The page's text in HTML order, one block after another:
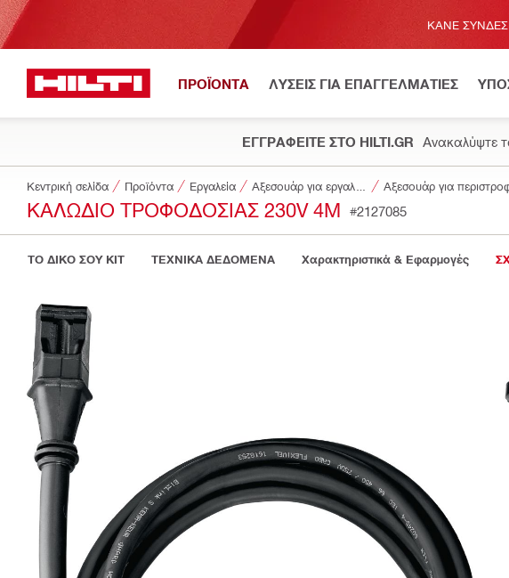
ΚΆΝΕ
ΠΡΟΪΟΝΤΑ ΛΥΣΕΙΣ ΓΙΑ ΕΠΑΓΓΕΛΜΑΤΙΕΣ
ΕΓΓΡΑΦΕΙΤΕ ΣΤΟ HILTI.GR Ανακαλύψτε
Κεντρική σελίδα Προϊόντα Εργαλεία Αξεσουάρ για
ΚΑΛΏΔΙΟ ΤΡΟΦΟΔΟΣΊΑΣ 230V 4M #2127085
ΤΟ ΔΙΚΟ ΣΟΥ KIT ΤΕΧΝΙΚΑ ΔΕΔΟΜΕΝΑ Χαρακτηριστικά & Εφαρμογές